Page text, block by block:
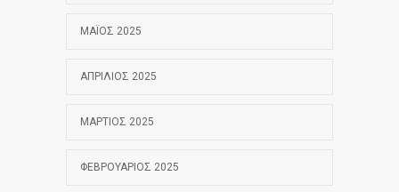
ΜΆΙΟΣ 2025
ΑΠΡΊΛΙΟΣ 2025
ΜΆΡΤΙΟΣ 2025
ΦΕΒΡΟΥΆΡΙΟΣ 2025